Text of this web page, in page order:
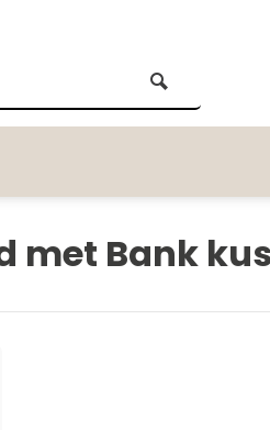
met Bank